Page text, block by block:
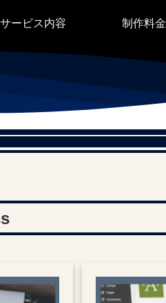
サービス内容 制作料金